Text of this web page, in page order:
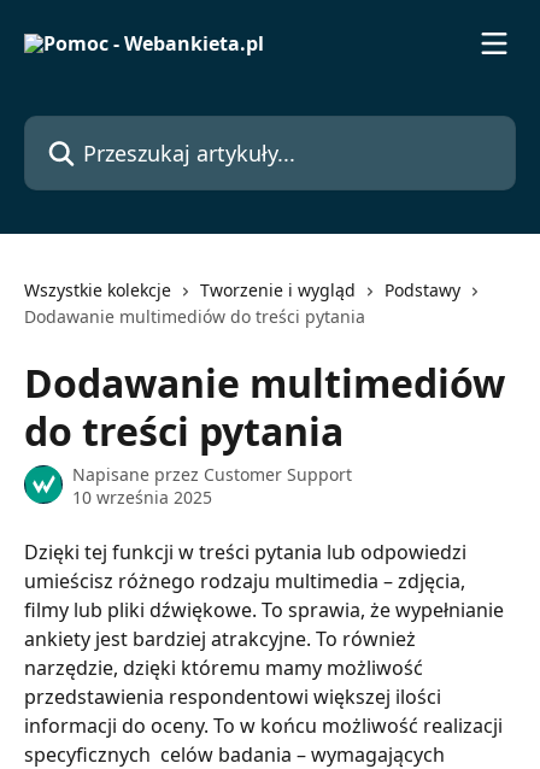
Przeszukaj artykuły...
Wszystkie kolekcje Tworzenie i wygląd
Podstawy
Dodawanie multimediów do treści pytania
Dodawanie multimediów
do treści pytania
Napisane przez Customer Support
10 września 2025
Dzięki tej funkcji w treści pytania lub odpowiedzi
umieścisz różnego rodzaju multimedia – zdjęcia,
filmy lub pliki dźwiękowe. To sprawia, że wypełnianie
ankiety jest bardziej atrakcyjne. To również
narzędzie, dzięki któremu mamy możliwość
przedstawienia respondentowi większej ilości
informacji do oceny. To w końcu możliwość realizacji
specyficznych  celów badania – wymagających